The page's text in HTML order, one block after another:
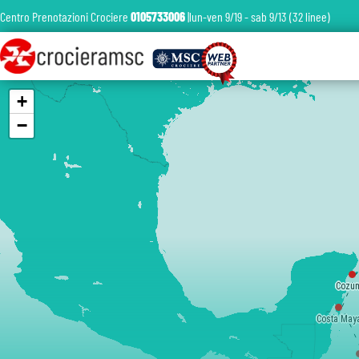
Costa
+
−
Centro Prenotazioni Crociere 0105733006|lun-ven 9/19 - sab 9/13 (32 linee)